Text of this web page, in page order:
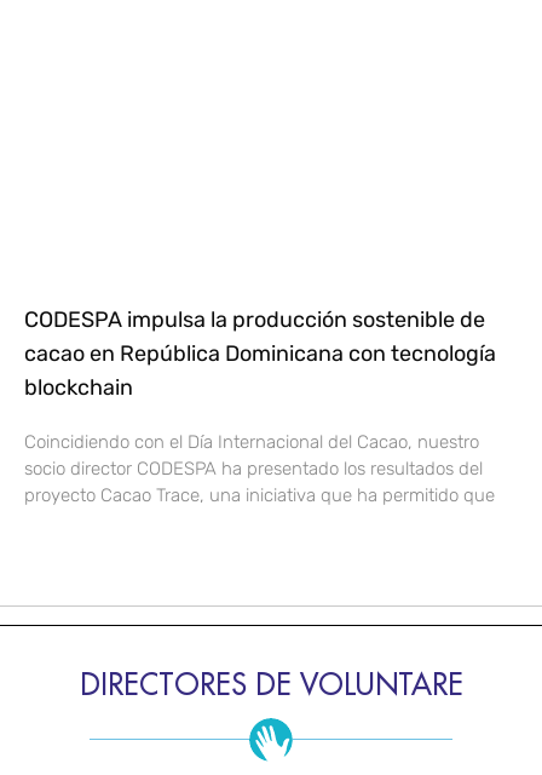
CODESPA impulsa la producción sostenible de
cacao en República Dominicana con tecnología
blockchain
Coincidiendo con el Día Internacional del Cacao, nuestro
socio director CODESPA ha presentado los resultados del
proyecto Cacao Trace, una iniciativa que ha permitido que
DIRECTORES DE VOLUNTARE